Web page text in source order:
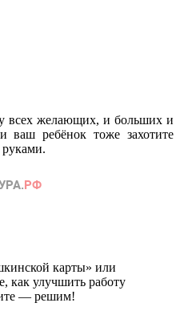
всех желающих, и больших и
ваш ребёнок тоже захотите
карты» или
как улучшить работу
— решим!